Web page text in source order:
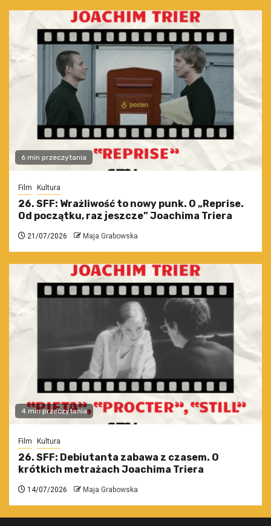
6 min przeczytania
Film Kultura
26. SFF: Wrażliwość to nowy punk. O „Reprise.
Od początku, raz jeszcze” Joachima Triera
21/07/2026 Maja Grabowska
4 min przeczytania
Film Kultura
26. SFF: Debiutanta zabawa z czasem. O
krótkich metrażach Joachima Triera
14/07/2026 Maja Grabowska